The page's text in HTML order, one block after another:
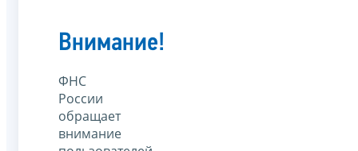
Внимание!
ФНС
России
обращает
внимание